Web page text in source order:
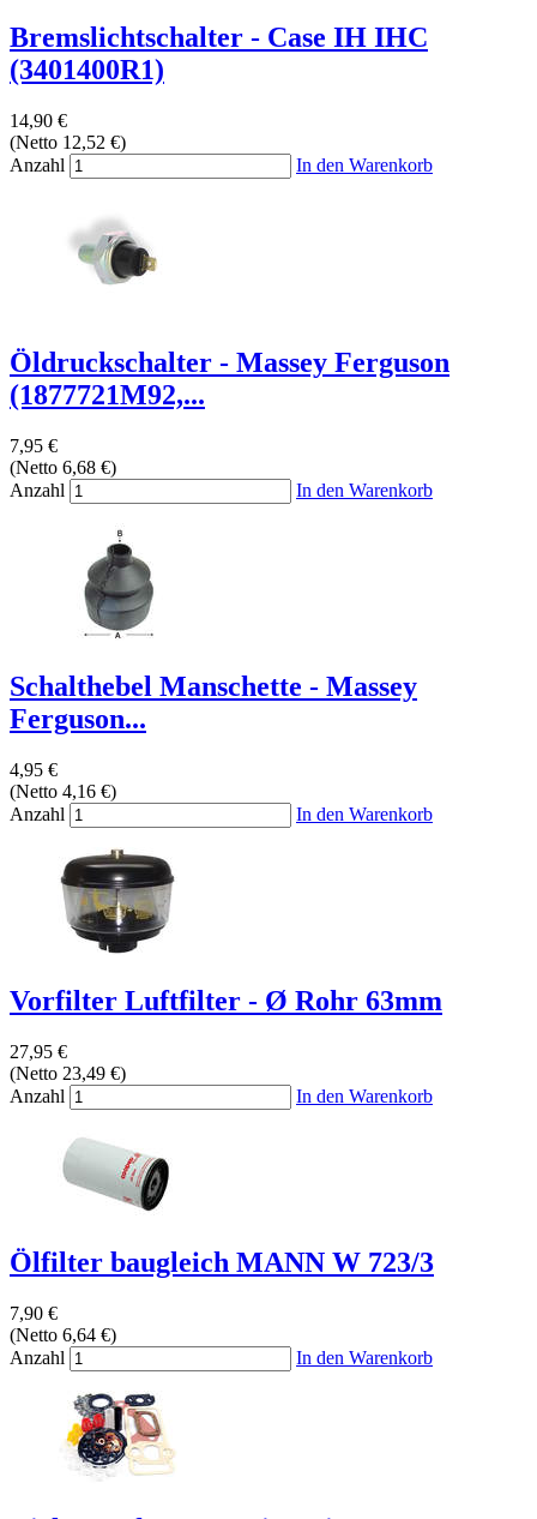
Bremslichtschalter - Case IH IHC
(3401400R1)
14,90 €
(Netto 12,52 €)
Anzahl
In den Warenkorb
Öldruckschalter - Massey Ferguson
(1877721M92,...
7,95 €
(Netto 6,68 €)
Anzahl
In den Warenkorb
Schalthebel Manschette - Massey
Ferguson...
4,95 €
(Netto 4,16 €)
Anzahl
In den Warenkorb
Vorfilter Luftfilter - Ø Rohr 63mm
27,95 €
(Netto 23,49 €)
Anzahl
In den Warenkorb
Ölfilter baugleich MANN W 723/3
7,90 €
(Netto 6,64 €)
Anzahl
In den Warenkorb